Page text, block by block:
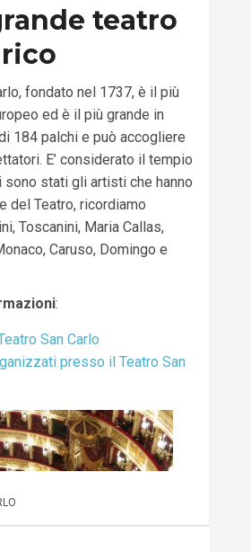
teatro
fondato nel 1737, è il più
ed è il più grande in
184 palchi e può accogliere
E’ considerato il tempio
sono stati gli artisti che hanno
del Teatro, ricordiamo
Toscanini, Maria Callas,
Caruso, Domingo e
:
San Carlo
presso il Teatro San